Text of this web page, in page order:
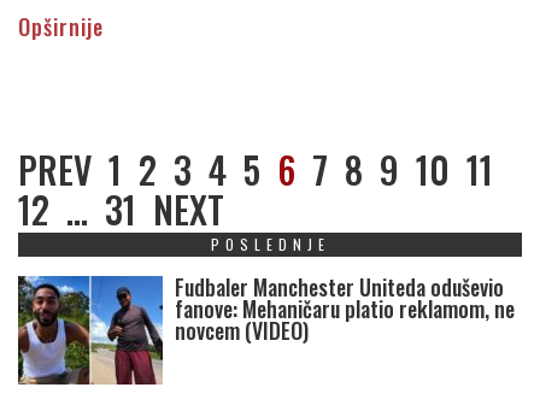
Opširnije
PREV 1 2 3 4 5 6 7 8 9 10 11
12 … 31 NEXT
POSLEDNJE
Fudbaler Manchester Uniteda oduševio
fanove: Mehaničaru platio reklamom, ne
novcem (VIDEO)